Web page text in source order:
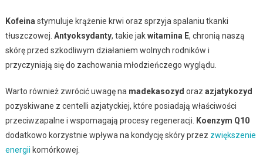
Kofeina stymuluje krążenie krwi oraz sprzyja spalaniu tkanki
tłuszczowej. Antyoksydanty, takie jakwitamina E, chronią naszą
skórę przed szkodliwym działaniem wolnych rodników i
przyczyniają się do zachowania młodzieńczego wyglądu.
Warto również zwrócić uwagę na madekasozyd oraz azjatykozyd
pozyskiwane z centelli azjatyckiej, które posiadają właściwości
przeciwzapalne i wspomagają procesy regeneracji.
Koenzym Q10
dodatkowo korzystnie wpływa na kondycję skóry przez zwiększenie
energii komórkowej.